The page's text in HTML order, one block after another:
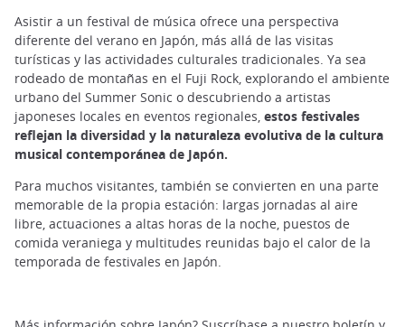
Asistir a un festival de música ofrece una perspectiva
diferente del verano en Japón, más allá de las visitas
turísticas y las actividades culturales tradicionales. Ya sea
rodeado de montañas en el Fuji Rock, explorando el ambiente
urbano del Summer Sonic o descubriendo a artistas
japoneses locales en eventos regionales, estos festivales
reflejan la diversidad y la naturaleza evolutiva de la cultura
musical contemporánea de Japón.
Para muchos visitantes, también se convierten en una parte
memorable de la propia estación: largas jornadas al aire
libre, actuaciones a altas horas de la noche, puestos de
comida veraniega y multitudes reunidas bajo el calor de la
temporada de festivales en Japón.